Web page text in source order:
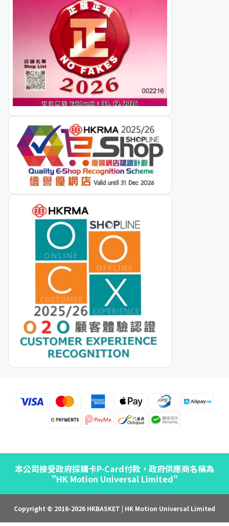
本公司接受政府採購卡P-Card付款，政府供應商名稱為
"HK Motion Universal Limited"
Copyright © 2016-2026 HKBASKET | HK Motion Universal Limited